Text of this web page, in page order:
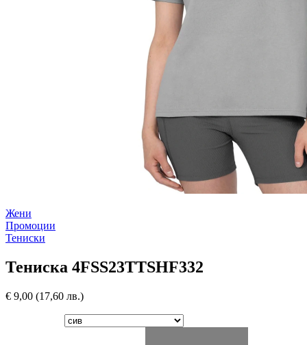
Жени
Промоции
Тениски
Тениска 4FSS23TTSHF332
€ 9,00 (17,60 лв.)